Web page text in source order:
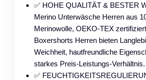
✅ HOHE QUALITÄT & BESTER
Merino Unterwäsche Herren aus
Merinowolle, OEKO-TEX
Boxershorts Herren bieten
Weichheit, hautfreundliche
starkes Preis-Leistungs-Verhältnis.
✅